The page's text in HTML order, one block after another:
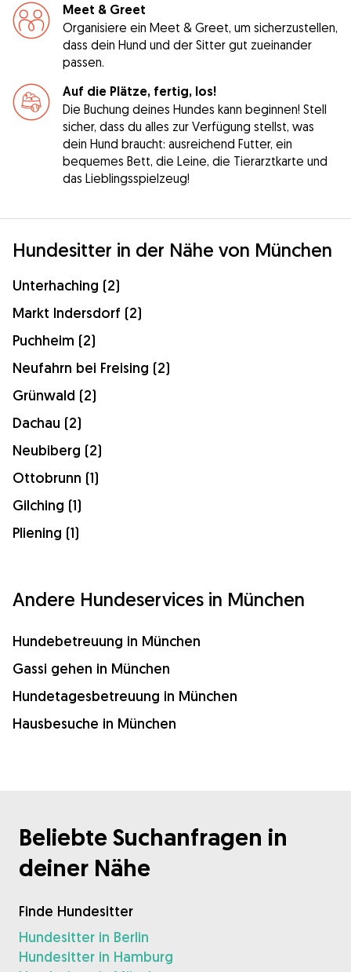
Meet & Greet
Organisiere ein Meet & Greet, um sicherzustellen,
dass dein Hund und der Sitter gut zueinander
passen.
Auf die Plätze, fertig, los!
Die Buchung deines Hundes kann beginnen! Stell
sicher, dass du alles zur Verfügung stellst, was
dein Hund braucht: ausreichend Futter, ein
bequemes Bett, die Leine, die Tierarztkarte und
das Lieblingsspielzeug!
Hundesitter in der Nähe von München
Unterhaching (2)
Markt Indersdorf (2)
Puchheim (2)
Neufahrn bei Freising (2)
Grünwald (2)
Dachau (2)
Neubiberg (2)
Ottobrunn (1)
Gilching (1)
Pliening (1)
Andere Hundeservices in München
Hundebetreuung in München
Gassi gehen in München
Hundetagesbetreuung in München
Hausbesuche in München
Beliebte Suchanfragen in
deiner Nähe
Finde Hundesitter
Hundesitter in Berlin
Hundesitter in Hamburg